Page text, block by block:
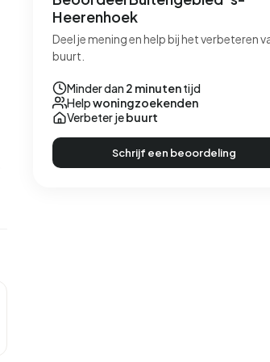
Heerenhoek
Deel je mening en help bij het verbeteren
buurt.
Minder dan 2 minutentijd
Helpwoningzoekenden
Verbeter jebuurt
Schrijf een beoordeling